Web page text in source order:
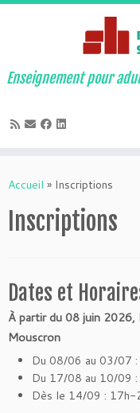
au
Enseignement pour
Accueil » Inscriptions
Inscriptions
Dates et
À partir du 08 juin 2026,
Mouscron
Du 08/06 au 03/07
Du 17/08 au 10/09
Dès le 14/09 : 17h-